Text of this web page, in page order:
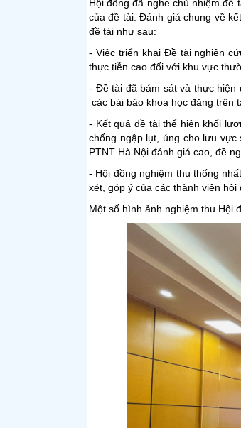
Hội đồng đã nghe chủ nhiệm đề
của đề tài. Đánh giá chung về
đề tài như sau:
- Việc triển khai Đề tài nghiên
thực tiễn cao đối với khu vực
- Đề tài đã bám sát và thực hiện
các bài báo khoa học đăng trên
- Kết quả đề tài thể hiện khối
chống ngập lụt, úng cho lưu vực
PTNT Hà Nội đánh giá cao, đề
- Hội đồng nghiệm thu thống
xét, góp ý của các thành viên hội
Một số hình ảnh nghiệm thu Hội